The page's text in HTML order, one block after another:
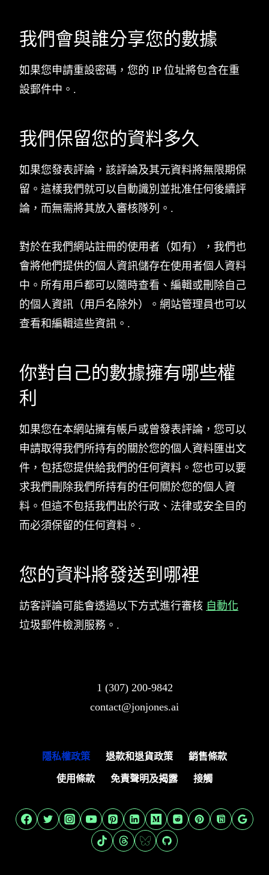
我們會與誰分享您的數據
如果您申請重設密碼，您的 IP 位址將包含在重
設郵件中。.
我們保留您的資料多久
如果您發表評論，該評論及其元資料將無限期保
留。這樣我們就可以自動識別並批准任何後續評
論，而無需將其放入審核隊列。.
對於在我們網站註冊的使用者（如有），我們也
會將他們提供的個人資訊儲存在使用者個人資料
中。所有用戶都可以隨時查看、編輯或刪除自己
的個人資訊（用戶名除外）。網站管理員也可以
查看和編輯這些資訊。.
你對自己的數據擁有哪些權
利
如果您在本網站擁有帳戶或曾發表評論，您可以
申請取得我們所持有的關於您的個人資料匯出文
件，包括您提供給我們的任何資料。您也可以要
求我們刪除我們所持有的任何關於您的個人資
料。但這不包括我們出於行政、法律或安全目的
而必須保留的任何資料。.
您的資料將發送到哪裡
訪客評論可能會透過以下方式進行審核 自動化
垃圾郵件檢測服務。.
1 (307) 200-9842
contact@jonjones.ai
隱私權政策 退款和退貨政策 銷售條款
使用條款 免責聲明及揭露 接觸